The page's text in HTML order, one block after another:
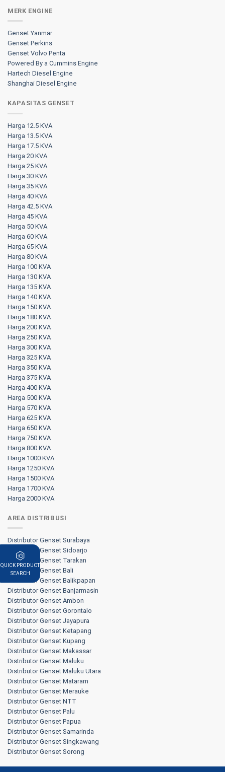
MERK ENGINE
Genset Yanmar
Genset Perkins
Genset Volvo Penta
Powered By a Cummins Engine
Hartech Diesel Engine
Shanghai Diesel Engine
KAPASITAS GENSET
Harga 12.5 KVA
Harga 13.5 KVA
Harga 17.5 KVA
Harga 20 KVA
Harga 25 KVA
Harga 30 KVA
Harga 35 KVA
Harga 40 KVA
Harga 42.5 KVA
Harga 45 KVA
Harga 50 KVA
Harga 60 KVA
Harga 65 KVA
Harga 80 KVA
Harga 100 KVA
Harga 130 KVA
Harga 135 KVA
Harga 140 KVA
Harga 150 KVA
Harga 180 KVA
Harga 200 KVA
Harga 250 KVA
Harga 300 KVA
Harga 325 KVA
Harga 350 KVA
Harga 375 KVA
Harga 400 KVA
Harga 500 KVA
Harga 570 KVA
Harga 625 KVA
Harga 650 KVA
Harga 750 KVA
Harga 800 KVA
Harga 1000 KVA
Harga 1250 KVA
Harga 1500 KVA
Harga 1700 KVA
Harga 2000 KVA
AREA DISTRIBUSI
Distributor Genset Surabaya
Distributor Genset Sidoarjo
Distributor Genset Tarakan
Distributor Genset Bali
Distributor Genset Balikpapan
Distributor Genset Banjarmasin
Distributor Genset Ambon
Distributor Genset Gorontalo
Distributor Genset Jayapura
Distributor Genset Ketapang
Distributor Genset Kupang
Distributor Genset Makassar
Distributor Genset Maluku
Distributor Genset Maluku Utara
Distributor Genset Mataram
Distributor Genset Merauke
Distributor Genset NTT
Distributor Genset Palu
Distributor Genset Papua
Distributor Genset Samarinda
Distributor Genset Singkawang
Distributor Genset Sorong
QUICK PRODUCT
SEARCH